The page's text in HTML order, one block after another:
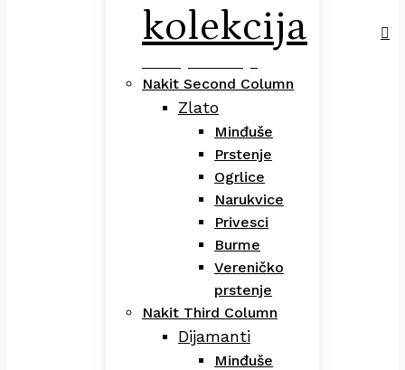
kolekcija
Nakit Second Column
Zlato
Minđuše
Prstenje
Ogrlice
Narukvice
Privesci
Burme
Vereničko
prstenje
Nakit Third Column
Dijamanti
Minđuše